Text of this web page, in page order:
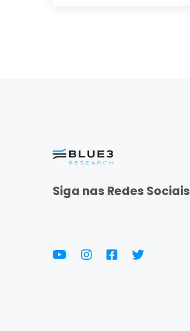
Siga nas Redes Sociais